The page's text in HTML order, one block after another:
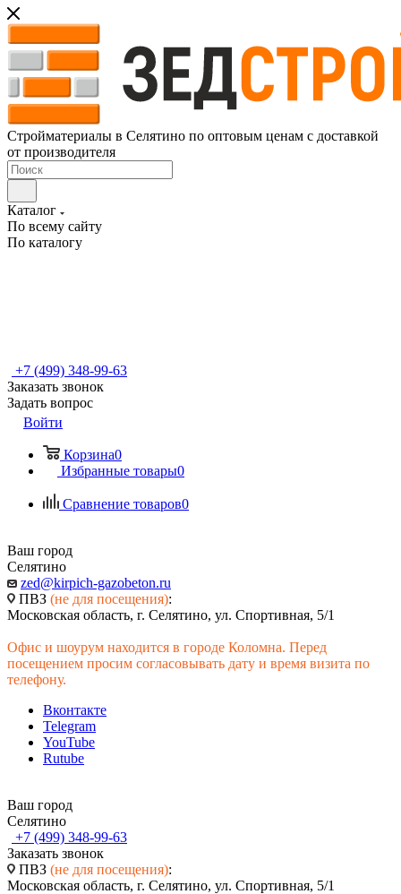
Стройматериалы в Селятино по оптовым ценам с доставкой
от производителя
Каталог
По всему сайту
По каталогу
+7 (499) 348-99-63
Заказать звонок
Задать вопрос
Войти
Корзина0
Избранные товары0
Сравнение товаров0
Ваш город
Селятино
zed@kirpich-gazobeton.ru
ПВЗ (не для посещения):
Московская область, г. Селятино, ул. Спортивная, 5/1
Офис и шоурум находится в городе Коломна. Перед
посещением просим согласовывать дату и время визита по
телефону.
Вконтакте
Telegram
YouTube
Rutube
Ваш город
Селятино
+7 (499) 348-99-63
Заказать звонок
ПВЗ (не для посещения):
Московская область, г. Селятино, ул. Спортивная, 5/1